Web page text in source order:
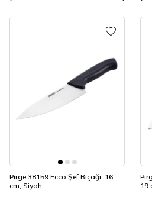
Pirge 38159 Ecco Şef Bıçağı, 16
cm, Siyah
19